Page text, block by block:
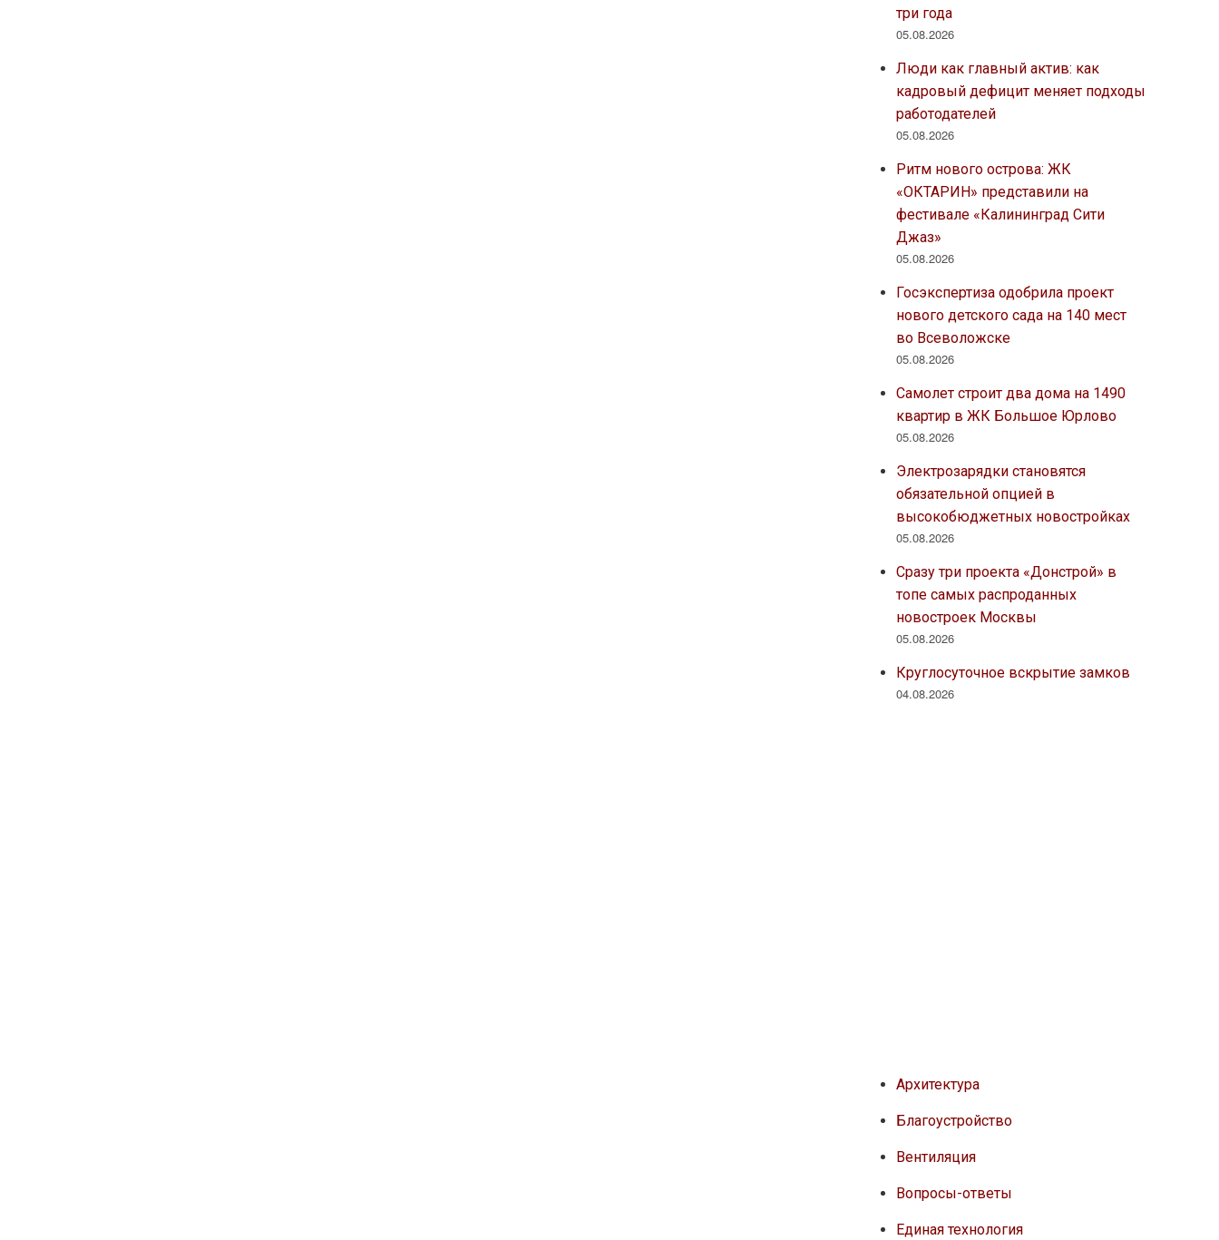
три года
05.08.2026
Люди как главный актив: как
кадровый дефицит меняет подходы
работодателей
05.08.2026
Ритм нового острова: ЖК
«ОКТАРИН» представили на
фестивале «Калининград Сити
Джаз»
05.08.2026
Госэкспертиза одобрила проект
нового детского сада на 140 мест
во Всеволожске
05.08.2026
Самолет строит два дома на 1490
квартир в ЖК Большое Юрлово
05.08.2026
Электрозарядки становятся
обязательной опцией в
высокобюджетных новостройках
05.08.2026
Сразу три проекта «Донстрой» в
топе самых распроданных
новостроек Москвы
05.08.2026
Круглосуточное вскрытие замков
04.08.2026
Архитектура
Благоустройство
Вентиляция
Вопросы-ответы
Единая технология